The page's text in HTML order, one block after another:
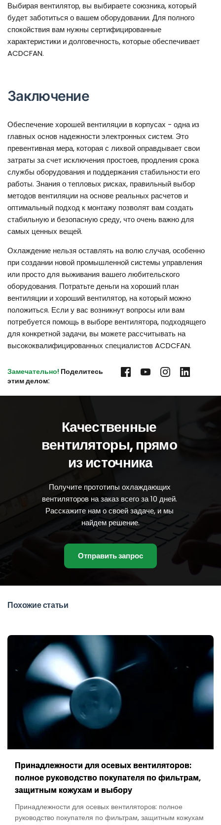
Выбирая вентилятор, вы выбираете союзника, который
будет заботиться о вашем оборудовании. Для полного
спокойствия вам нужны сертифицированные
характеристики и долговечность, которые обеспечивает
ACDCFAN.
Заключение
Обеспечение хорошей вентиляции в корпусах - одна из
главных основ надежности электронных систем. Это
превентивная мера, которая с лихвой оправдывает свои
затраты за счет исключения простоев, продления срока
службы оборудования и поддержания стабильности его
работы. Знания о тепловых рисках, правильный выбор
методов вентиляции на основе реальных расчетов и
оптимальный подход к монтажу позволят вам создать
стабильную и безопасную среду, что очень важно для
самых ценных вещей.
Охлаждение нельзя оставлять на волю случая, особенно
при создании новой промышленной системы управления
или просто для выживания вашего любительского
оборудования. Потратьте деньги на хороший план
вентиляции и хороший вентилятор, на который можно
положиться. Если у вас возникнут вопросы или вам
потребуется помощь в выборе вентилятора, подходящего
для конкретной задачи, вы можете рассчитывать на
высококвалифицированных специалистов ACDCFAN.
Замечательно! Поделитесь
этим делом:
Качественные
вентиляторы, прямо
из источника
Получите прототипы охлаждающих
вентиляторов на заказ всего за 10 дней.
Расскажите нам о своей задаче, и мы
найдем решение.
Отправить запрос
Похожие статьи
Принадлежности для осевых вентиляторов:
полное руководство покупателя по фильтрам,
защитным кожухам и выбору
Принадлежности для осевых вентиляторов: полное
руководство покупателя по фильтрам, защитным кожухам